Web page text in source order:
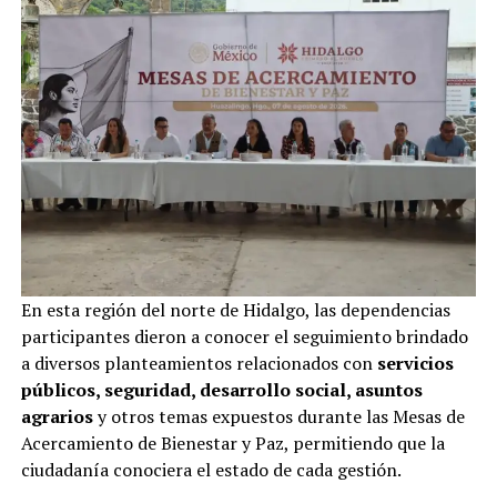
En esta región del norte de Hidalgo, las dependencias
participantes dieron a conocer el seguimiento brindado
a diversos planteamientos relacionados con servicios
públicos, seguridad, desarrollo social, asuntos
agrariosy otros temas expuestos durante las Mesas de
Acercamiento de Bienestar y Paz, permitiendo que la
ciudadanía conociera el estado de cada gestión.